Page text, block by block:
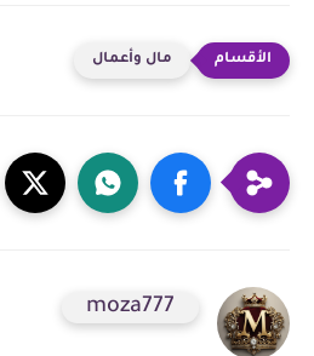
مال وأعمال
moza777